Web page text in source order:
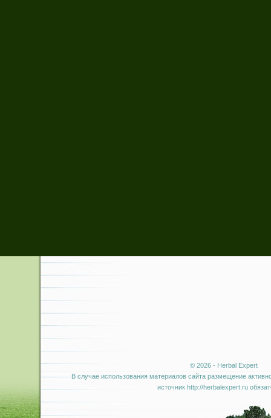
© 2026 - Herbal Expert
В случае использования материалов сайта размещение
источник http://herbalexpert.ru